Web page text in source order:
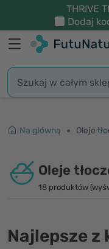
THRIVE
Dodaj
Na główną
Oleje
18 produktów
Najlepsze z